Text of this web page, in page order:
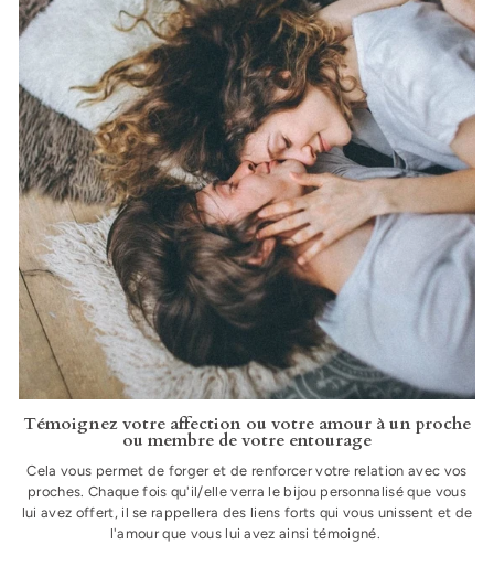
Témoignez votre affection ou votre amour à un proche
ou membre de votre entourage
Cela vous permet de forger et de renforcer votre relation avec vos
proches. Chaque fois qu'il/elle verra le bijou personnalisé que vous
lui avez offert, il se rappellera des liens forts qui vous unissent et de
l'amour que vous lui avez ainsi témoigné.